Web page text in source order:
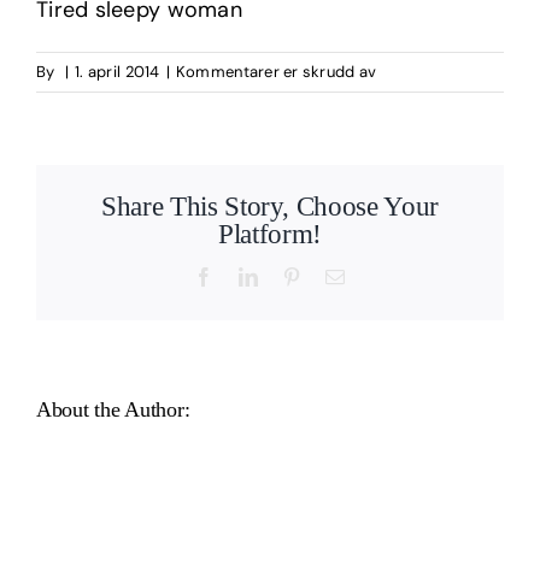
Tired sleepy woman
By | 1. april 2014 | Kommentarer er skrudd avfor
Oppgitt
Share This Story, Choose Your
Platform!
FacebookLinkedInPinterestEmail
About the Author: